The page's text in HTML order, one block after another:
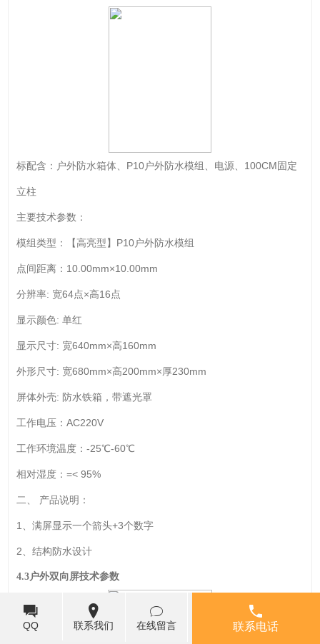
标配含：户外防水箱体、P10户外防水模组、电源、100CM固定
立柱
主要技术参数：
模组类型：【高亮型】P10户外防水模组
点间距离：10.00mm×10.00mm
分辨率: 宽64点×高16点
显示颜色: 单红
显示尺寸: 宽640mm×高160mm
外形尺寸: 宽680mm×高200mm×厚230mm
屏体外壳: 防水铁箱，带遮光罩
工作电压：AC220V
工作环境温度：-25℃-60℃
相对湿度：=< 95%
二、 产品说明：
1、满屏显示一个箭头+3个数字
2、结构防水设计
4.3户外双向屏技术参数
QQ 联系我们 在线留言 联系电话